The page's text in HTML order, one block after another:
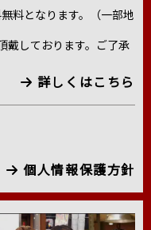
料となります。（一部地
戴しております。ご了承
詳しくはこちら
個人情報保護方針